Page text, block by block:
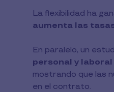
La flexibilidad ha
aumenta las
En paralelo, un
personal y
mostrando que las
en el contrato.